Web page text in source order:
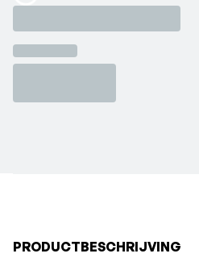
PRODUCTBESCHRIJVING